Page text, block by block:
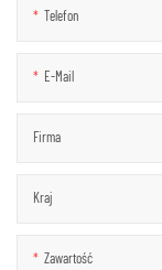
Telefon
E-Mail
Firma
Kraj
Zawartość